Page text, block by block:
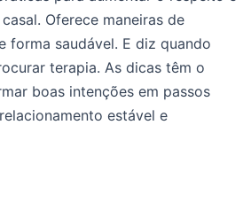
Oferece maneiras de
forma saudável. E diz quando
terapia. As dicas têm o
boas intenções em passos
estável e